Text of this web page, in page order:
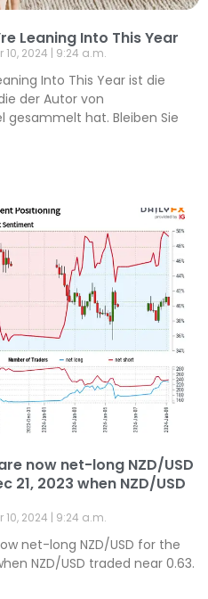
Leaning Into This Year
10, 2024 9:24 a.m.
Into This Year ist die
der Autor von
gesammelt hat. Bleiben Sie
now net-long NZD/USD
2023 when NZD/USD
10, 2024 9:24 a.m.
net-long NZD/USD for the
NZD/USD traded near 0.63.